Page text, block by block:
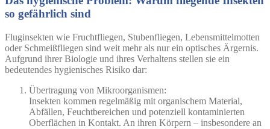
so gefährlich sind
Fluginsekten wie Fruchtfliegen, Stubenfliegen, Lebensmittelmotten
oder Schmeißfliegen sind weit mehr als nur ein optisches Ärgernis.
Aufgrund ihrer Biologie und ihres Verhaltens stellen sie ein
bedeutendes hygienisches Risiko dar:
Übertragung von Mikroorganismen:
Insekten kommen regelmäßig mit organischem Material,
Abfällen, Feuchtbereichen und potenziell kontaminierten
Oberflächen in Kontakt. An ihren Körpern – insbesondere an